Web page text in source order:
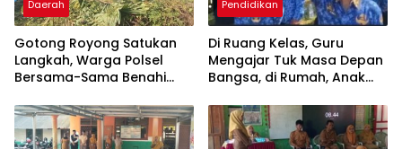
Daerah
Gotong Royong Satukan
Langkah, Warga Polsel
Bersama-Sama Benahi
Sambut HUT RI ke-81
Pendidikan
Di Ruang Kelas, Guru
Mengajar Tuk Masa Depan
Bangsa, di Rumah, Anak
Belum Dibayar